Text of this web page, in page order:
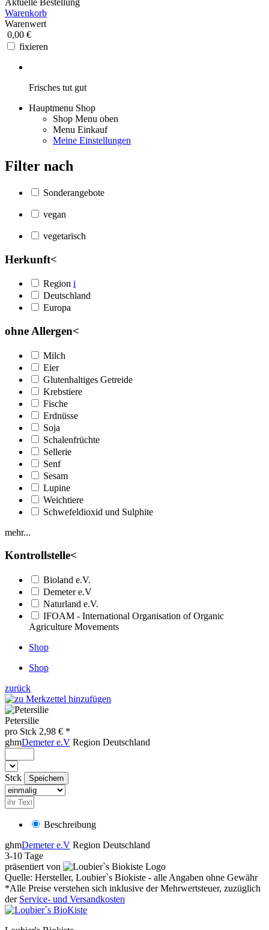
Aktuelle Bestellung
Warenkorb
Warenwert
0,00 €
fixieren
Frisches tut gut
Hauptmenu Shop
Shop Menu oben
Menu Einkauf
Meine Einstellungen
Filter nach
Sonderangebote
vegan
vegetarisch
Herkunft<
Region i
Deutschland
Europa
ohne Allergen<
Milch
Eier
Glutenhaltiges Getreide
Krebstiere
Fische
Erdnüsse
Soja
Schalenfrüchte
Sellerie
Senf
Sesam
Lupine
Weichtiere
Schwefeldioxid und Sulphite
mehr...
Kontrollstelle<
Bioland e.V.
Demeter e.V
Naturland e.V.
IFOAM - International Organisation of Organic
Agriculture Movements
Shop
Shop
zurück
Petersilie
pro Stck 2,98 € *
ghmDemeter e.V Region Deutschland
Stck
Beschreibung
ghmDemeter e.V Region Deutschland
3-10 Tage
präsentiert von
Quelle: Hersteller, Loubier`s Biokiste - alle Angaben ohne Gewähr
*Alle Preise verstehen sich inklusive der Mehrwertsteuer, zuzüglich
der Service- und Versandkosten